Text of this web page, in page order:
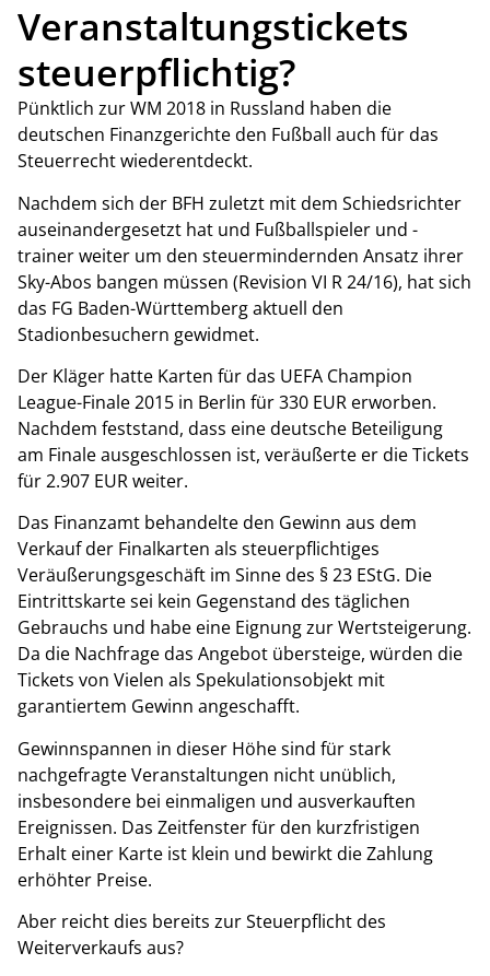
Veranstaltungstickets
steuerpflichtig?
Pünktlich zur WM 2018 in Russland haben die
deutschen Finanzgerichte den Fußball auch für das
Steuerrecht wiederentdeckt.
Nachdem sich der BFH zuletzt mit dem Schiedsrichter
auseinandergesetzt hat und Fußballspieler und -
trainer weiter um den steuermindernden Ansatz ihrer
Sky-Abos bangen müssen (Revision VI R 24/16), hat sich
das FG Baden-Württemberg aktuell den
Stadionbesuchern gewidmet.
Der Kläger hatte Karten für das UEFA Champion
League-Finale 2015 in Berlin für 330 EUR erworben.
Nachdem feststand, dass eine deutsche Beteiligung
am Finale ausgeschlossen ist, veräußerte er die Tickets
für 2.907 EUR weiter.
Das Finanzamt behandelte den Gewinn aus dem
Verkauf der Finalkarten als steuerpflichtiges
Veräußerungsgeschäft im Sinne des § 23 EStG. Die
Eintrittskarte sei kein Gegenstand des täglichen
Gebrauchs und habe eine Eignung zur Wertsteigerung.
Da die Nachfrage das Angebot übersteige, würden die
Tickets von Vielen als Spekulationsobjekt mit
garantiertem Gewinn angeschafft.
Gewinnspannen in dieser Höhe sind für stark
nachgefragte Veranstaltungen nicht unüblich,
insbesondere bei einmaligen und ausverkauften
Ereignissen. Das Zeitfenster für den kurzfristigen
Erhalt einer Karte ist klein und bewirkt die Zahlung
erhöhter Preise.
Aber reicht dies bereits zur Steuerpflicht des
Weiterverkaufs aus?